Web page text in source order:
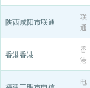
陕西咸阳市联通
联
通
香港香港
香
港
电